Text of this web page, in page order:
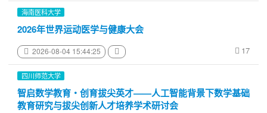
海南医科大学
2026年世界运动医学与健康大会
2026-08-04 15:44:25 17
四川师范大学
智启数学教育・创育拔尖英才——人工智能背景下数学基础
教育研究与拔尖创新人才培养学术研讨会